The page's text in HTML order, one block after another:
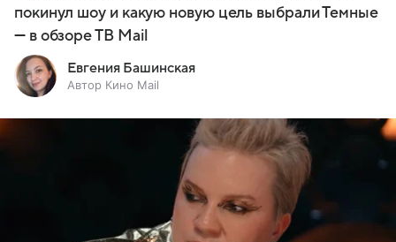
покинул шоу и какую новую цель выбрали Темные
— в обзоре ТВ Mail
Евгения Башинская
Автор Кино Mail